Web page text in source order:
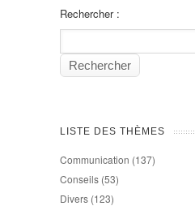
Rechercher :
LISTE DES THÈMES
Communication (137)
Conseils (53)
Divers (123)